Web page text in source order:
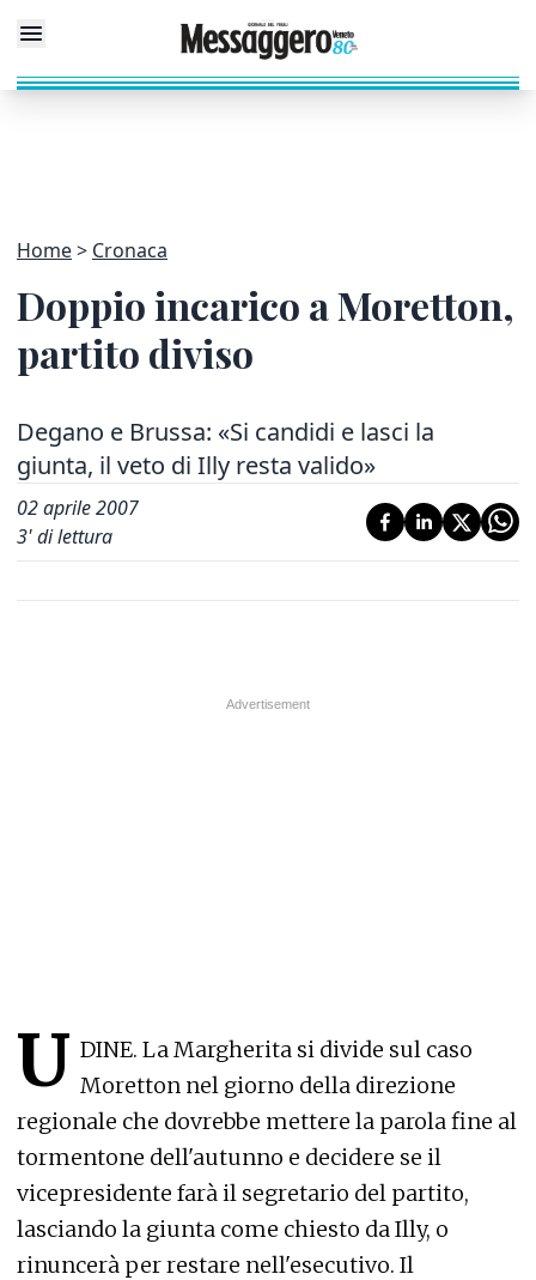
Home Cronaca
Doppio incarico a Moretton,
partito diviso
Degano e Brussa: «Si candidi e lasci la
giunta, il veto di Illy resta valido»
02 aprile 2007
3' di lettura
U DINE. La Margherita si divide sul caso
Moretton nel giorno della direzione
regionale che dovrebbe mettere la parola fine al
tormentone dell'autunno e decidere se il
vicepresidente farà il segretario del partito,
lasciando la giunta come chiesto da Illy, o
rinuncerà per restare nell'esecutivo. Il